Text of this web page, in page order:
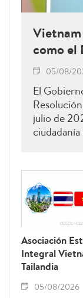
Vietnam
como el
05/08/
El
julio de
de sus
cada año
de Vietnam.
Asociación
Integral
Tailandia
05/08/2026